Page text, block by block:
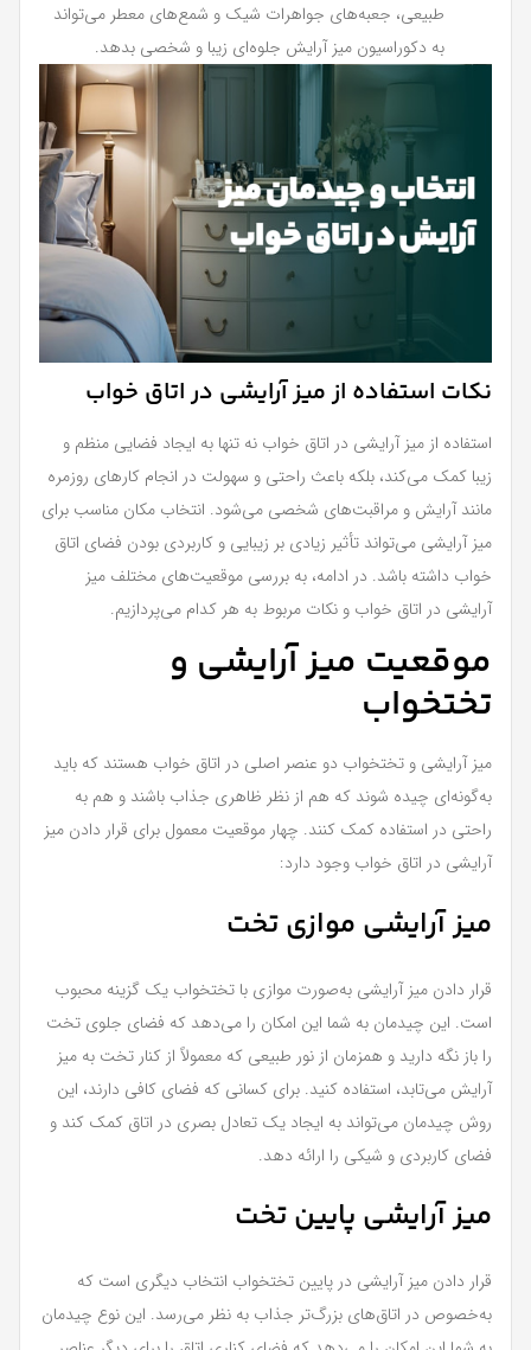
طبیعی، جعبه‌های جواهرات شیک و شمع‌های معطر می‌تواند
به دکوراسیون میز آرایش جلوه‌ای زیبا و شخصی بدهد.
نکات استفاده از میز آرایشی در اتاق خواب
استفاده از میز آرایشی در اتاق خواب نه تنها به ایجاد فضایی منظم و
زیبا کمک می‌کند، بلکه باعث راحتی و سهولت در انجام کارهای روزمره
مانند آرایش و مراقبت‌های شخصی می‌شود. انتخاب مکان مناسب برای
میز آرایشی می‌تواند تأثیر زیادی بر زیبایی و کاربردی بودن فضای اتاق
خواب داشته باشد. در ادامه، به بررسی موقعیت‌های مختلف میز
آرایشی در اتاق خواب و نکات مربوط به هر کدام می‌پردازیم.
موقعیت میز آرایشی و
تختخواب
میز آرایشی و تختخواب دو عنصر اصلی در اتاق خواب هستند که باید
به‌گونه‌ای چیده شوند که هم از نظر ظاهری جذاب باشند و هم به
راحتی در استفاده کمک کنند. چهار موقعیت معمول برای قرار دادن میز
آرایشی در اتاق خواب وجود دارد:
میز آرایشی موازی تخت
قرار دادن میز آرایشی به‌صورت موازی با تختخواب یک گزینه محبوب
است. این چیدمان به شما این امکان را می‌دهد که فضای جلوی تخت
را باز نگه دارید و همزمان از نور طبیعی که معمولاً از کنار تخت به میز
آرایش می‌تابد، استفاده کنید. برای کسانی که فضای کافی دارند، این
روش چیدمان می‌تواند به ایجاد یک تعادل بصری در اتاق کمک کند و
فضای کاربردی و شیکی را ارائه دهد.
میز آرایشی پایین تخت
قرار دادن میز آرایشی در پایین تختخواب انتخاب دیگری است که
به‌خصوص در اتاق‌های بزرگ‌تر جذاب به نظر می‌رسد. این نوع چیدمان